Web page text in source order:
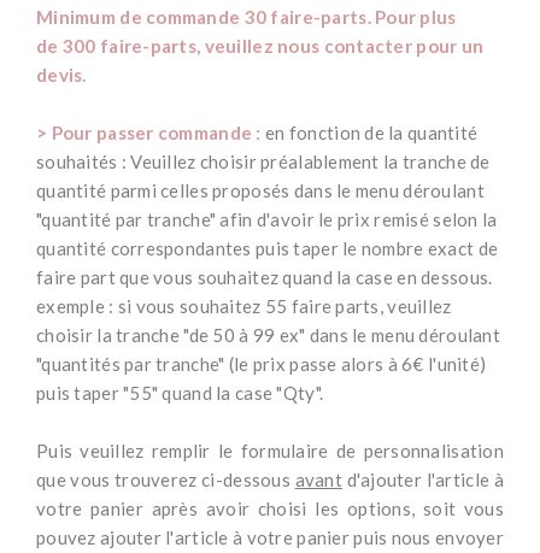
Minimum de commande 30 faire-parts. Pour plus
de 300 faire-parts, veuillez nous contacter pour un
devis.
> Pour passer commande : en fonction de la quantité
souhaités : Veuillez choisir préalablement la tranche de
quantité parmi celles proposés dans le menu déroulant
"quantité par tranche" afin d'avoir le prix remisé selon la
quantité correspondantes puis taper le nombre exact de
faire part que vous souhaitez quand la case en dessous.
exemple : si vous souhaitez 55 faire parts, veuillez
choisir la tranche "de 50 à 99 ex" dans le menu déroulant
"quantités par tranche" (le prix passe alors à 6€ l'unité)
puis taper "55" quand la case "Qty".
Puis veuillez remplir le formulaire de personnalisation
que vous trouverez ci-dessous avantd'ajouter l'article à
votre panier après avoir choisi les options, soit vous
pouvez ajouter l'article à votre panier puis nous envoyer